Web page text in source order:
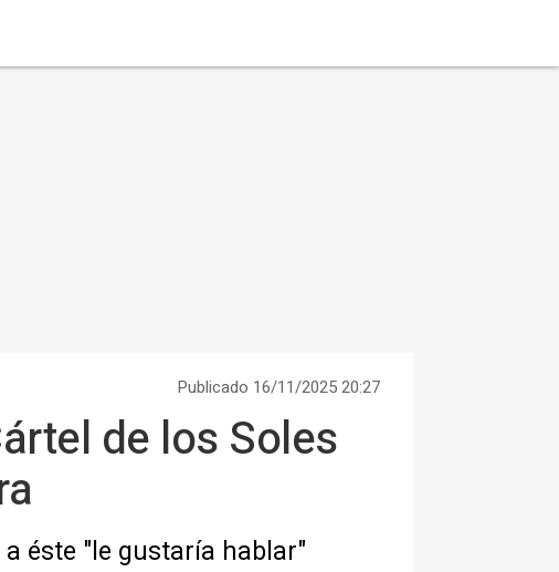
Publicado 16/11/2025 20:27
de los Soles
éste "le gustaría hablar"